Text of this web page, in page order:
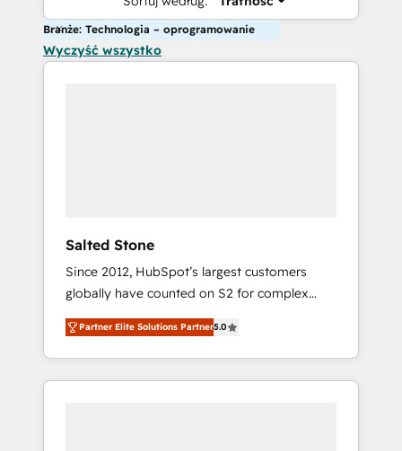
Branże: Technologia – oprogramowanie
Wyczyść wszystko
Salted Stone
Since 2012, HubSpot’s largest customers
globally have counted on S2 for complex
migrations, change management, systems
integration, and creative solutions that
deliver measurable impact and transform
brand experiences As one of the few full-
Partner Elite Solutions Partner5.0